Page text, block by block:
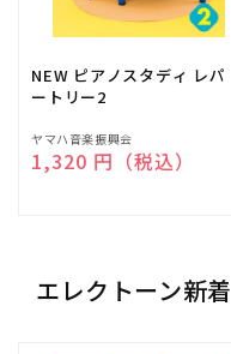
NEW ピアノスタディ レパ
ートリー2
販
売
ヤマハ音楽振興会
通常価格
1,320 円（税込）
エレクトーン新着